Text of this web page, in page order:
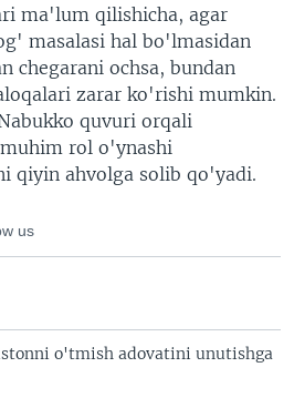
ma'lum qilishicha, agar
masalasi hal bo'lmasidan
chegarani ochsa, bundan
zarar ko'rishi mumkin.
quvuri orqali
rol o'ynashi
qiyin ahvolga solib qo'yadi.
us
o'tmish adovatini unutishga